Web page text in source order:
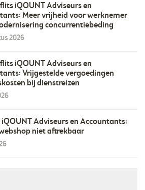
iQOUNT Adviseurs en
Meer vrijheid voor werknemer
concurrentiebeding
2026
iQOUNT Adviseurs en
Vrijgestelde vergoedingen
bij dienstreizen
Adviseurs en Accountants:
niet aftrekbaar